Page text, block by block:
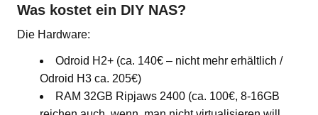
Was kostet ein DIY NAS?
Die Hardware:
Odroid H2+ (ca. 140€ – nicht mehr erhältlich /
Odroid H3 ca. 205€)
RAM 32GB Ripjaws 2400 (ca. 100€, 8-16GB